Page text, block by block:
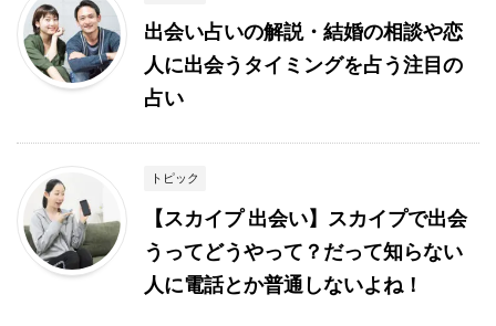
出会い占いの解説・結婚の相談や恋
人に出会うタイミングを占う注目の
占い
トピック
【スカイプ 出会い】スカイプで出会
うってどうやって？だって知らない
人に電話とか普通しないよね！